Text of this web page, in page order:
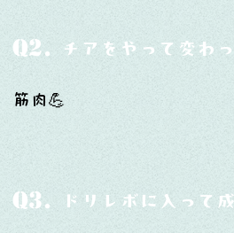
Q2. チアをやって変わ
筋肉💪
Q3. ドリレボに入って